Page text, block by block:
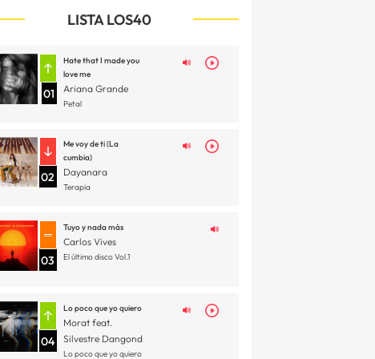
LISTA LOS40
01
Hate that I made you
love me
Ariana Grande
Petal
02
Me voy de ti (La
cumbia)
Dayanara
Terapia
03
Tuyo y nada más
Carlos Vives
El último disco Vol.1
04
Lo poco que yo quiero
Morat feat.
Silvestre Dangond
Lo poco que yo quiero